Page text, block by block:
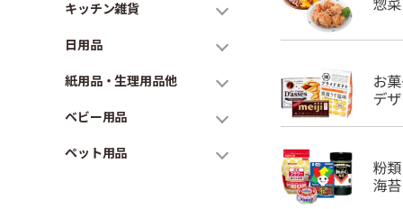
キッチン雑貨
日用品
紙用品・生理用品他
ベビー用品
ペット用品